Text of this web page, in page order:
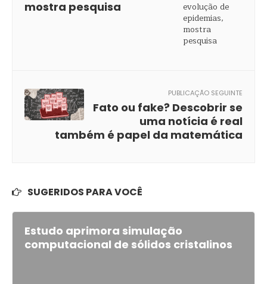
mostra pesquisa
PUBLICAÇÃO SEGUINTE
Fato ou fake? Descobrir se
uma notícia é real
também é papel da matemática
SUGERIDOS PARA VOCÊ
Estudo aprimora simulação
computacional de sólidos cristalinos